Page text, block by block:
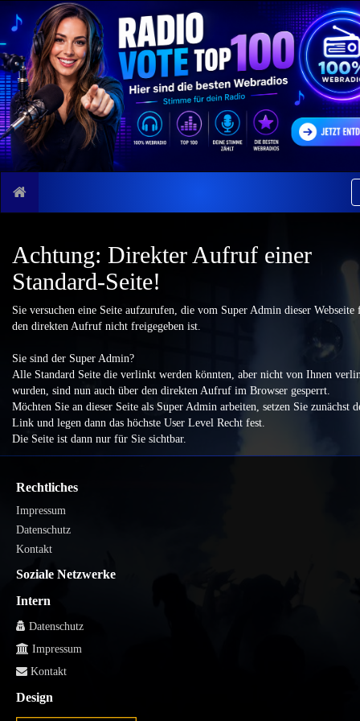
Achtung: Direkter Aufruf einer
Standard-Seite!
Sie versuchen eine Seite aufzurufen, die vom Super Admin dieser Webseite
den direkten Aufruf nicht freigegeben ist.
Sie sind der Super Admin?
Alle Standard Seite die verlinkt werden könnten, aber nicht von Ihnen
wurden, sind nun auch über den direkten Aufruf im Browser gesperrt.
Möchten Sie an dieser Seite als Super Admin arbeiten, setzen Sie zunächst
Link und legen dann das höchste User Level Recht fest.
Die Seite ist dann nur für Sie sichtbar.
Rechtliches
Impressum
Datenschutz
Kontakt
Soziale Netzwerke
Intern
Datenschutz
Impressum
Kontakt
Design